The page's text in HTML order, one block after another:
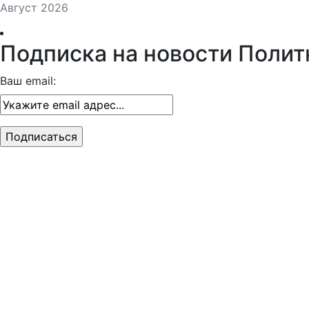
Август 2026
Подписка на новости
Ваш email: